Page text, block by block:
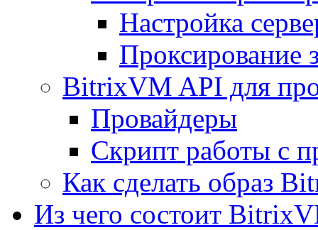
Настройка
Проксирование
BitrixVM API для
Провайдеры
Скрипт работы с
Как сделать образ
Из чего состоит